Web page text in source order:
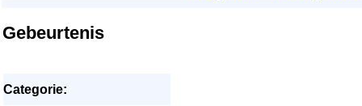
Gebeurtenis
Categorie: